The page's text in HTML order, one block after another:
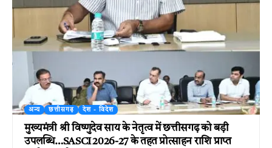
अन्य छत्तीसगढ़ देश - विदेश
मुख्यमंत्री श्री विष्णुदेव साय के नेतृत्व में छत्तीसगढ़ को बड़ी
उपलब्धि…SASCI 2026-27 के तहत प्रोत्साहन राशि प्राप्त